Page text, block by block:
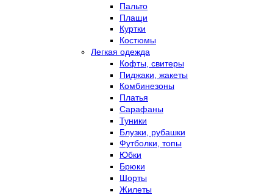
Пальто
Плащи
Куртки
Костюмы
Легкая одежда
Кофты, свитеры
Пиджаки, жакеты
Комбинезоны
Платья
Сарафаны
Туники
Блузки, рубашки
Футболки, топы
Юбки
Брюки
Шорты
Жилеты